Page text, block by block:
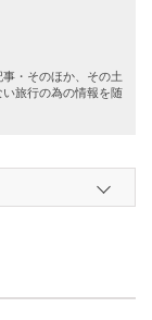
・そのほか、その土
旅行の為の情報を随